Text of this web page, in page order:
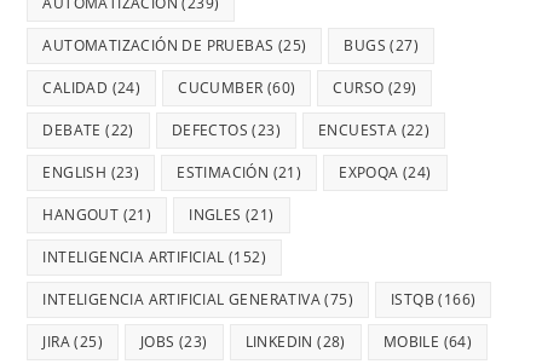
AUTOMATIZACIÓN DE PRUEBAS (25) BUGS (27)
CALIDAD (24) CUCUMBER (60) CURSO (29)
DEBATE (22) DEFECTOS (23) ENCUESTA (22)
ENGLISH (23) ESTIMACIÓN (21) EXPOQA (24)
HANGOUT (21) INGLES (21)
INTELIGENCIA ARTIFICIAL (152)
INTELIGENCIA ARTIFICIAL GENERATIVA(75) ISTQB (166)
JIRA(25) JOBS (23) LINKEDIN (28) MOBILE (64)